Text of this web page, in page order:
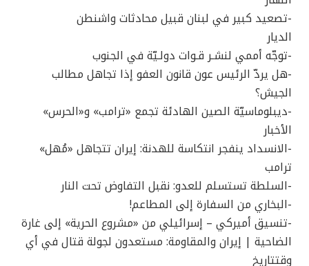
-تصعيد كبير في لبنان قبيل محادثات واشنطن
الديار
-توجّه أممي لنشـر قـوات دولـيّة في الجنوب
-هل يردّ الرئيس عون قانون العفو إذا تجاهل مطالب
الجيش؟
-ديبلوماسيّة الصين الهادئة تجمع «ترامب» و«الحرس»
الأخبار
-الانسداد ينفجر انتكاسة للهدنة: إيران تتجاهل «مُهل»
ترامب
-السلطة تستسلم للعدو: نقبل التفاوض تحت النار
-البخاري من السفارة إلى المطاعم!
-تنسيق أميركي – إسرائيلي من «مشروع الحرية» إلى غارة
الضاحية | إيران والمقاومة: مستعدون لجولة قتال في أي
وقتتاريخ